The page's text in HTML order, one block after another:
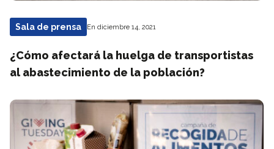
Sala de prensa En diciembre 14, 2021
¿Cómo afectará la huelga de transportistas
al abastecimiento de la población?